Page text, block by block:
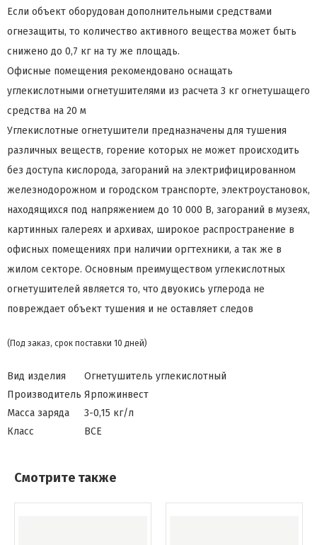
Если объект оборудован дополнительными средствами
огнезащиты, то количество активного вещества может быть
снижено до 0,7 кг на ту же площадь.
Офисные помещения рекомендовано оснащать
углекислотными огнетушителями из расчета 3 кг огнетушащего
средства на 20 м
Углекислотные огнетушители предназначены для тушения
различных веществ, горение которых не может происходить
без доступа кислорода, загораний на электрифицированном
железнодорожном и городском транспорте, электроустановок,
находящихся под напряжением до 10 000 В, загораний в музеях,
картинных галереях и архивах, широкое распространение в
офисных помещениях при наличии оргтехники, а так же в
жилом секторе. Основным преимуществом углекислотных
огнетушителей является то, что двуокись углерода не
повреждает объект тушения и не оставляет следов
(Под заказ, срок поставки 10 дней)
Вид изделия
Огнетушитель углекислотный
Производитель Ярпожинвест
Масса заряда
3-0,15 кг/л
Класс
ВСЕ
Смотрите также